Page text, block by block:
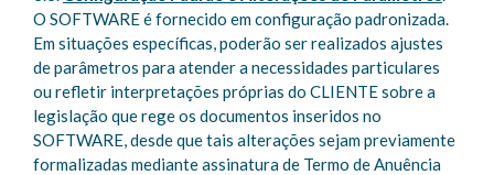
O SOFTWARE é fornecido em configuração padronizada.
Em situações específicas, poderão ser realizados ajustes
de parâmetros para atender a necessidades particulares
ou refletir interpretações próprias do CLIENTE sobre a
legislação que rege os documentos inseridos no
SOFTWARE, desde que tais alterações sejam previamente
formalizadas mediante assinatura de Termo de Anuência